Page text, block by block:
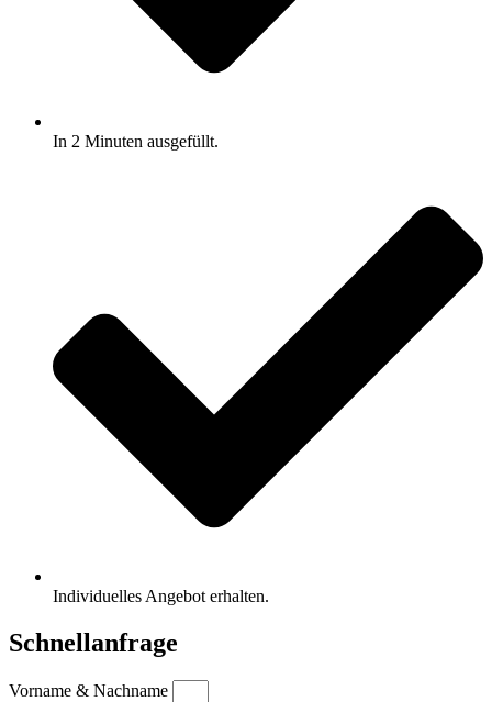
In 2 Minuten ausgefüllt.
Individuelles Angebot erhalten.
Schnellanfrage
Vorname & Nachname